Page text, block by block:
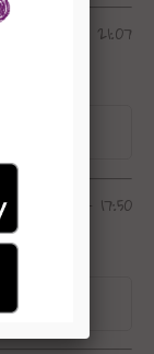
2015, Salı - 21:07
- 17:50